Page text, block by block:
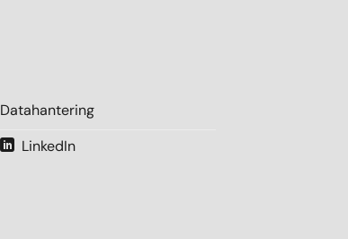
Datahantering
LinkedIn